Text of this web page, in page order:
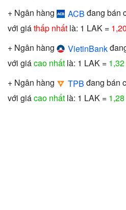
+ Ngân hàng
ACB đang bán
với giáthấp nhất là: 1 LAK = 1,20
+ Ngân hàng
VietinBank
với giácao nhất là: 1 LAK = 1,32
+ Ngân hàng
TPB đang bán
với giácao nhất là: 1 LAK = 1,28